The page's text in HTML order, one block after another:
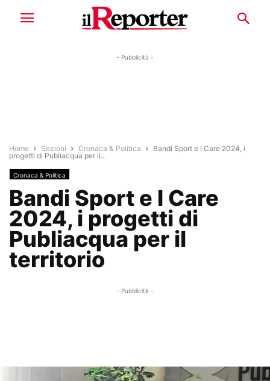
- Pubblicità -
Home Sezioni Cronaca & Politica
Bandi Sport e I Care 2024, i
progetti di Publiacqua per il...
Cronaca & Politica
Bandi Sport e I Care
2024, i progetti di
Publiacqua per il
territorio
- Pubblicità -